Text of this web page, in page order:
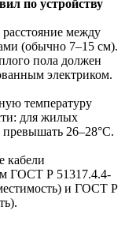
по устройству
между
(обычно 7–15 см).
пола должен
электриком.
температуру
для жилых
26–28°C.
кабели
ГОСТ Р 51317.4.4-
и ГОСТ Р